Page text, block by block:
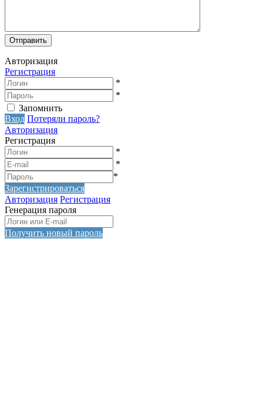
Авторизация
Регистрация
*
*
Запомнить
Вход Потеряли пароль?
Авторизация
Регистрация
*
*
*
Зарегистрироваться
Авторизация Регистрация
Генерация пароля
Получить новый пароль